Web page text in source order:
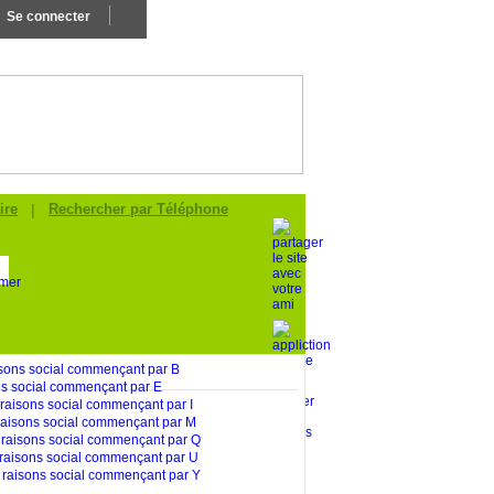
Se connecter
| Rechercher par Téléphone